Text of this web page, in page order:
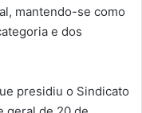
mantendo-se como
e dos
presidiu o Sindicato